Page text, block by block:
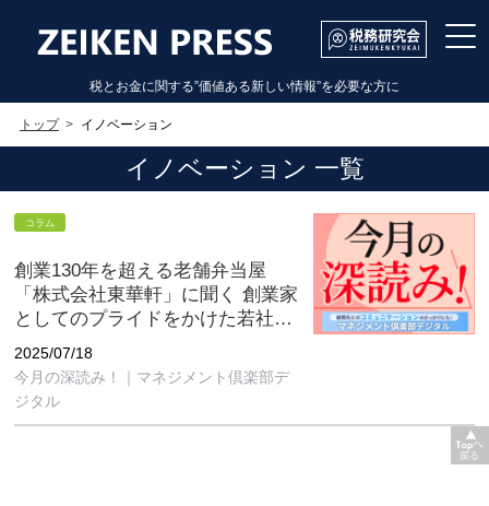
税とお金に関する”価値ある新しい情報”を必要な方に
トップ イノベーション
イノベーション 一覧
コラム
創業130年を超える老舗弁当屋
「株式会社東華軒」に聞く 創業家
としてのプライドをかけた若社長
の挑戦
【今月の深読み！｜マネジメント
倶楽部デジタル7月号】
2025/07/18
今月の深読み！｜マネジメント倶楽部デ
ジタル